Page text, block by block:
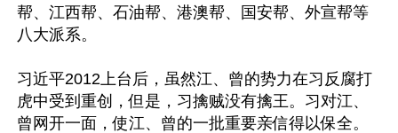
帮、江西帮、石油帮、港澳帮、国安帮、外宣帮等
八大派系。
习近平2012上台后，虽然江、曾的势力在习反腐打
虎中受到重创，但是，习擒贼没有擒王。习对江、
曾网开一面，使江、曾的一批重要亲信得以保全。